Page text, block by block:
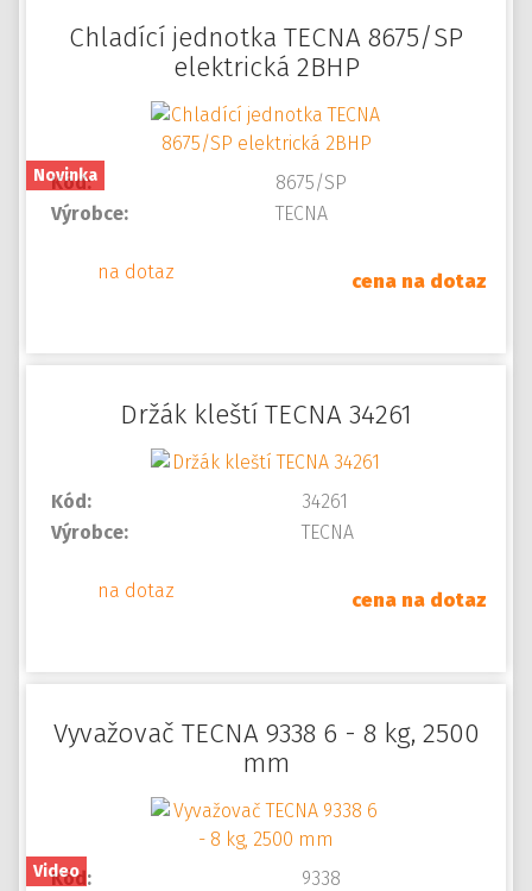
Chladící jednotka TECNA 8675/SP
elektrická 2BHP
Novinka
Kód:
8675/SP
Výrobce:
TECNA
na dotaz cena na dotaz
Držák kleští TECNA 34261
Kód:
34261
Výrobce:
TECNA
na dotaz cena na dotaz
Vyvažovač TECNA 9338 6 - 8 kg, 2500
mm
Video
Kód:
9338